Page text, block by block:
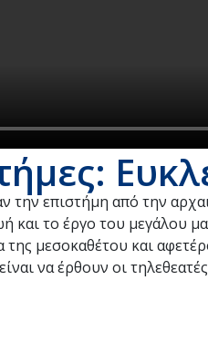
την επιστήμη από την
και το έργο του μεγάλου
μεσοκαθέτου και
να έρθουν οι